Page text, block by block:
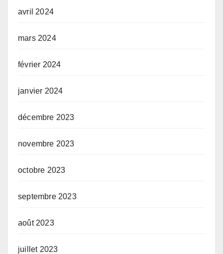
avril 2024
mars 2024
février 2024
janvier 2024
décembre 2023
novembre 2023
octobre 2023
septembre 2023
août 2023
juillet 2023